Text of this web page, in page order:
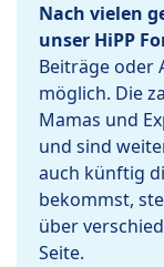
Nach vielen
unser HiPP
Beiträge oder
möglich. Die
Mamas und
und sind
auch künftig
bekommst,
über
Seite.